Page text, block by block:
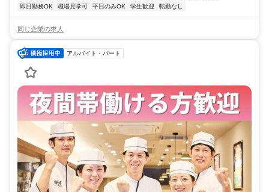
即日勤務OK
職場見学可 平日のみOK 学生歓迎 転勤なし
同じ企業の求人
アルバイト・パート